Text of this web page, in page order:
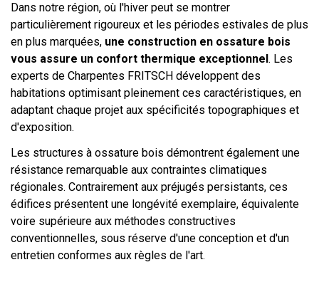
Dans notre région, où l'hiver peut se montrer
particulièrement rigoureux et les périodes estivales de plus
en plus marquées, une construction en ossature bois
vous assure un confort thermique exceptionnel. Les
experts de Charpentes FRITSCH développent des
habitations optimisant pleinement ces caractéristiques, en
adaptant chaque projet aux spécificités topographiques et
d'exposition.
Les structures à ossature bois démontrent également une
résistance remarquable aux contraintes climatiques
régionales. Contrairement aux préjugés persistants, ces
édifices présentent une longévité exemplaire, équivalente
voire supérieure aux méthodes constructives
conventionnelles, sous réserve d'une conception et d'un
entretien conformes aux règles de l'art.